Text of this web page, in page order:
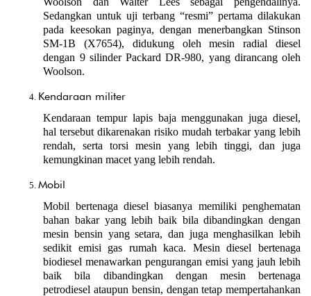
Sedangkan untuk uji terbang “resmi” pertama dilakukan
pada keesokan paginya, dengan menerbangkan Stinson
SM-1B (X7654), didukung oleh mesin radial diesel
dengan 9 silinder Packard DR-980, yang dirancang oleh
Woolson.
Kendaraan militer
Kendaraan tempur lapis baja menggunakan juga diesel,
hal tersebut dikarenakan risiko mudah terbakar yang lebih
rendah, serta torsi mesin yang lebih tinggi, dan juga
kemungkinan macet yang lebih rendah.
Mobil
Mobil bertenaga diesel biasanya memiliki penghematan
bahan bakar yang lebih baik bila dibandingkan dengan
mesin bensin yang setara, dan juga menghasilkan lebih
sedikit emisi gas rumah kaca. Mesin diesel bertenaga
biodiesel menawarkan pengurangan emisi yang jauh lebih
baik bila dibandingkan dengan mesin bertenaga
petrodiesel ataupun bensin, dengan tetap mempertahankan